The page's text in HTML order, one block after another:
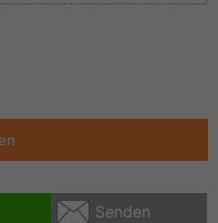
Senden